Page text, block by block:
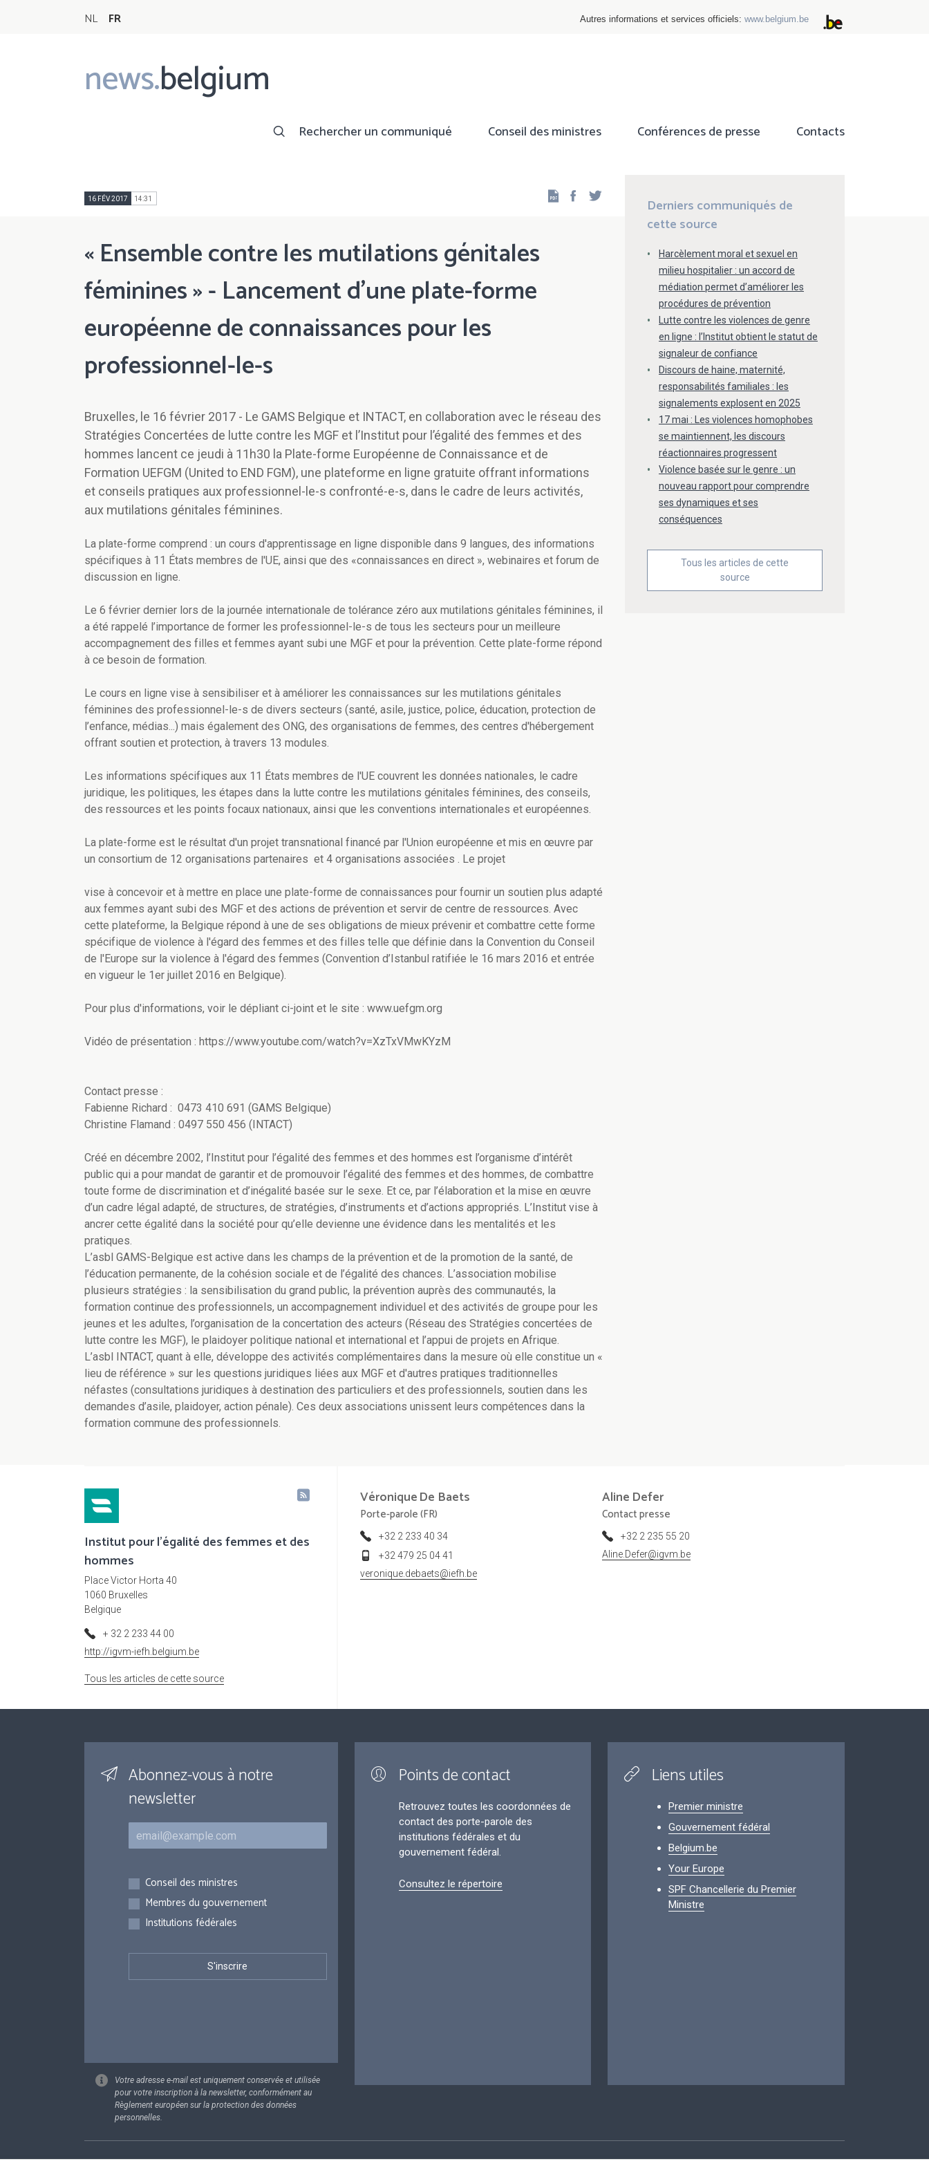
NL FR Autres informations et services officiels: www.belgium.be
news.belgium
Main
navigation
Rechercher un communiqué Conseil des ministres Conférences de presse Contacts
16 FÉV 2017 14:31 Facebook
« Ensemble contre les mutilations génitales
féminines » - Lancement d’une plate-forme
européenne de connaissances pour les
professionnel-le-s
Bruxelles, le 16 février 2017 - Le GAMS Belgique et INTACT, en collaboration avec le réseau des
Stratégies Concertées de lutte contre les MGF et l’Institut pour l’égalité des femmes et des
hommes lancent ce jeudi à 11h30 la Plate-forme Européenne de Connaissance et de
Formation UEFGM (United to END FGM), une plateforme en ligne gratuite offrant informations
et conseils pratiques aux professionnel-le-s confronté-e-s, dans le cadre de leurs activités,
aux mutilations génitales féminines.
La plate-forme comprend : un cours d'apprentissage en ligne disponible dans 9 langues, des informations
spécifiques à 11 États membres de l'UE, ainsi que des «connaissances en direct », webinaires et forum de
discussion en ligne.
Le 6 février dernier lors de la journée internationale de tolérance zéro aux mutilations génitales féminines, il
a été rappelé l’importance de former les professionnel-le-s de tous les secteurs pour un meilleure
accompagnement des filles et femmes ayant subi une MGF et pour la prévention. Cette plate-forme répond
à ce besoin de formation.
Le cours en ligne vise à sensibiliser et à améliorer les connaissances sur les mutilations génitales
féminines des professionnel-le-s de divers secteurs (santé, asile, justice, police, éducation, protection de
l’enfance, médias...) mais également des ONG, des organisations de femmes, des centres d'hébergement
offrant soutien et protection, à travers 13 modules.
Les informations spécifiques aux 11 États membres de l'UE couvrent les données nationales, le cadre
juridique, les politiques, les étapes dans la lutte contre les mutilations génitales féminines, des conseils,
des ressources et les points focaux nationaux, ainsi que les conventions internationales et européennes.
La plate-forme est le résultat d'un projet transnational financé par l'Union européenne et mis en œuvre par
un consortium de 12 organisations partenaires et 4 organisations associées . Le projet
vise à concevoir et à mettre en place une plate-forme de connaissances pour fournir un soutien plus adapté
aux femmes ayant subi des MGF et des actions de prévention et servir de centre de ressources. Avec
cette plateforme, la Belgique répond à une de ses obligations de mieux prévenir et combattre cette forme
spécifique de violence à l'égard des femmes et des filles telle que définie dans la Convention du Conseil
de l'Europe sur la violence à l'égard des femmes (Convention d’Istanbul ratifiée le 16 mars 2016 et entrée
en vigueur le 1er juillet 2016 en Belgique).
Pour plus d'informations, voir le dépliant ci-joint et le site : www.uefgm.org
Vidéo de présentation : https://www.youtube.com/watch?v=XzTxVMwKYzM
Contact presse :
Fabienne Richard : 0473 410 691 (GAMS Belgique)
Christine Flamand : 0497 550 456 (INTACT)
Créé en décembre 2002, l’Institut pour l’égalité des femmes et des hommes est l’organisme d’intérêt
public qui a pour mandat de garantir et de promouvoir l’égalité des femmes et des hommes, de combattre
toute forme de discrimination et d’inégalité basée sur le sexe. Et ce, par l’élaboration et la mise en œuvre
d’un cadre légal adapté, de structures, de stratégies, d’instruments et d’actions appropriés. L’Institut vise à
ancrer cette égalité dans la société pour qu’elle devienne une évidence dans les mentalités et les
pratiques.
L’asbl GAMS-Belgique est active dans les champs de la prévention et de la promotion de la santé, de
l’éducation permanente, de la cohésion sociale et de l’égalité des chances. L’association mobilise
plusieurs stratégies : la sensibilisation du grand public, la prévention auprès des communautés, la
formation continue des professionnels, un accompagnement individuel et des activités de groupe pour les
jeunes et les adultes, l’organisation de la concertation des acteurs (Réseau des Stratégies concertées de
lutte contre les MGF), le plaidoyer politique national et international et l’appui de projets en Afrique.
L’asbl INTACT, quant à elle, développe des activités complémentaires dans la mesure où elle constitue un «
lieu de référence » sur les questions juridiques liées aux MGF et d'autres pratiques traditionnelles
néfastes (consultations juridiques à destination des particuliers et des professionnels, soutien dans les
demandes d’asile, plaidoyer, action pénale). Ces deux associations unissent leurs compétences dans la
formation commune des professionnels.
Derniers communiqués de
cette source
Harcèlement moral et sexuel en
milieu hospitalier : un accord de
médiation permet d’améliorer les
procédures de prévention
Lutte contre les violences de genre
en ligne : l’Institut obtient le statut de
signaleur de confiance
Discours de haine, maternité,
responsabilités familiales : les
signalements explosent en 2025
17 mai : Les violences homophobes
se maintiennent, les discours
réactionnaires progressent
Violence basée sur le genre : un
nouveau rapport pour comprendre
ses dynamiques et ses
conséquences
Tous les articles de cette
source
Institut pour l'égalité des femmes et des
hommes
Place Victor Horta 40
1060 Bruxelles
Belgique
+ 32 2 233 44 00
http://igvm-iefh.belgium.be
Tous les articles de cette source
VéroniqueDe Baets
Porte-parole (FR)
+32 2 233 40 34
+32 479 25 04 41
veronique.debaets@iefh.be
Aline Defer
Contact presse
+32 2 235 55 20
Aline.Defer@igvm.be
Abonnez-vous à notre
newsletter
Courriel
Inscriptions
Conseil des ministres
Membres du gouvernement
Institutions fédérales
Votre adresse e-mail est uniquement conservée et utilisée
pour votre inscription à la newsletter, conformément au
Règlement européen sur la protection des données
personnelles.
Points de contact
Retrouvez toutes les coordonnées de
contact des porte-parole des
institutions fédérales et du
gouvernement fédéral.
Consultez le répertoire
Liens utiles
Premier ministre
Gouvernement fédéral
Belgium.be
Your Europe
SPF Chancellerie du Premier
Ministre